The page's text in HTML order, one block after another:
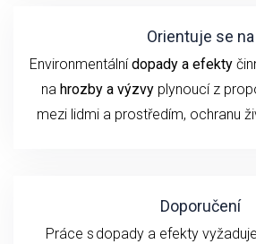
Orientuje se na
Environmentálnídopady a efekty
na hrozby a výzvyplynoucí z
mezi lidmi a prostředím, ochranu
Doporučení
Práce s dopady a efekty vyžaduje